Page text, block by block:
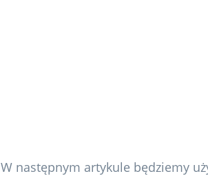
W następnym artykule będziemy